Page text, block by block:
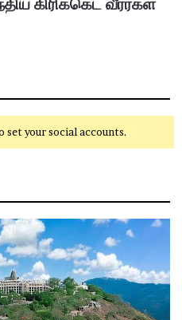
your social accounts.